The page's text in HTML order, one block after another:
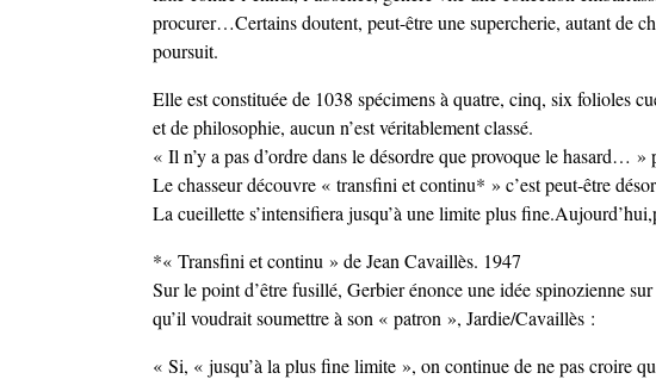
procurer…Certains doutent, peut-être une supercherie, autant de
poursuit.
Elle est constituée de 1038 spécimens à quatre, cinq, six folioles
et de philosophie, aucun n’est véritablement classé.
« Il n’y a pas d’ordre dans le désordre que provoque le hasard… »
Le chasseur découvre « transfini et continu* » c’est peut-être
La cueillette s’intensifiera jusqu’à une limite plus
*« Transfini et continu » de Jean Cavaillès. 1947
Sur le point d’être fusillé, Gerbier énonce une idée spinozienne
qu’il voudrait soumettre à son « patron », Jardie/Cavaillès :
« Si, « jusqu’à la plus fine limite », on continue de ne pas croire